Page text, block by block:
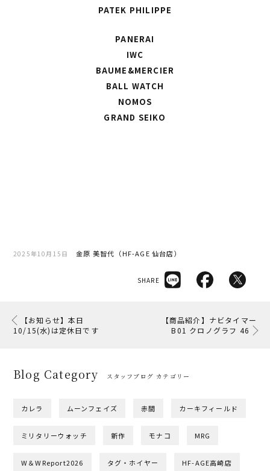
PATEK PHILIPPE
PANERAI
IWC
BAUME&MERCIER
BALL WATCH
NOMOS
GRAND SEIKO
2025年10月15日 金原 美智代（HF-AGE 仙台店）
SHARE
【お知らせ】本日
10/15(水)は定休日です
【商品紹介】ナビタイマー
B01 クロノグラフ 46
Blog Category スタッフブログ カテゴリー
カレラ ムーンフェイズ 赤間 カーキフィールド
ミリタリーウォッチ 新作 モナコ MRG
W＆WReport2026 タグ・ホイヤー HF-AGE高崎店